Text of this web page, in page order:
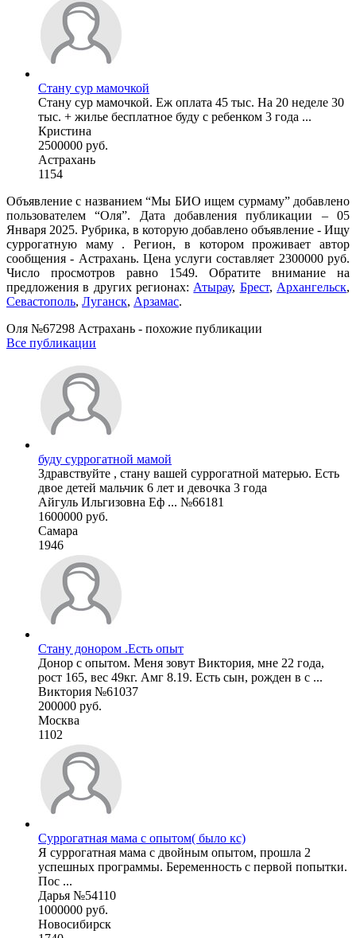
Стану сур мамочкой
Стану сур мамочкой. Еж оплата 45 тыс. На 20 неделе 30
тыс. + жилье бесплатное буду с ребенком 3 года ...
Кристина
2500000 руб.
Астрахань
1154
Объявление с названием “Мы БИО ищем сурмаму” добавлено
пользователем “Оля”. Дата добавления публикации – 05
Января 2025. Рубрика, в которую добавлено объявление - Ищу
суррогатную маму . Регион, в котором проживает автор
сообщения - Астрахань. Цена услуги составляет 2300000 руб.
Число просмотров равно 1549. Обратите внимание на
предложения в других регионах: Атырау, Брест, Архангельск,
Севастополь, Луганск, Арзамас.
Оля №67298 Астрахань - похожие публикации
Все публикации
буду суррогатной мамой
Здравствуйте , стану вашей суррогатной матерью. Есть
двое детей мальчик 6 лет и девочка 3 года
Айгуль Ильгизовна Еф ... №66181
1600000 руб.
Самара
1946
Стану донором .Есть опыт
Донор с опытом. Меня зовут Виктория, мне 22 года,
рост 165, вес 49кг. Амг 8.19. Есть сын, рожден в с ...
Виктория №61037
200000 руб.
Москва
1102
Суррогатная мама с опытом( было кс)
Я суррогатная мама с двойным опытом, прошла 2
успешных программы. Беременность с первой попытки.
Пос ...
Дарья №54110
1000000 руб.
Новосибирск